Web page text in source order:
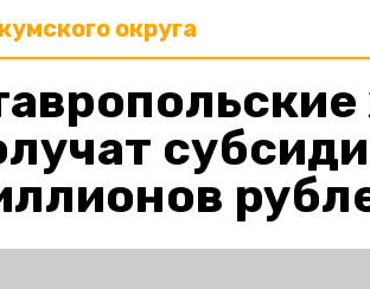
округа